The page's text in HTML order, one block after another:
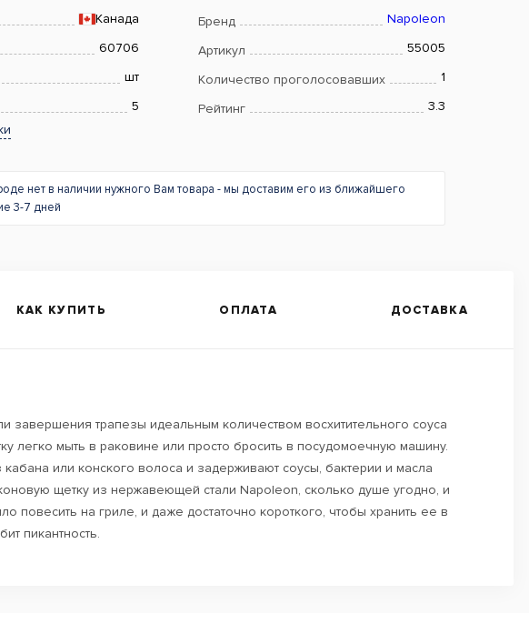
Канада Бренд Napoleon
60706 Артикул 55005
шт Количество проголосовавших 1
5 Рейтинг
3.3
нет в наличии нужного Вам товара - мы доставим его из ближайшего
3-7 дней
КАК КУПИТЬ ОПЛАТА ДОСТАВКА
завершения трапезы идеальным количеством восхитительного соуса
легко мыть в раковине или просто бросить в посудомоечную машину.
или конского волоса и задерживают соусы, бактерии и масла
щетку из нержавеющей стали Napoleon, сколько душе угодно, и
на гриле, и даже достаточно короткого, чтобы хранить ее в
пикантность.